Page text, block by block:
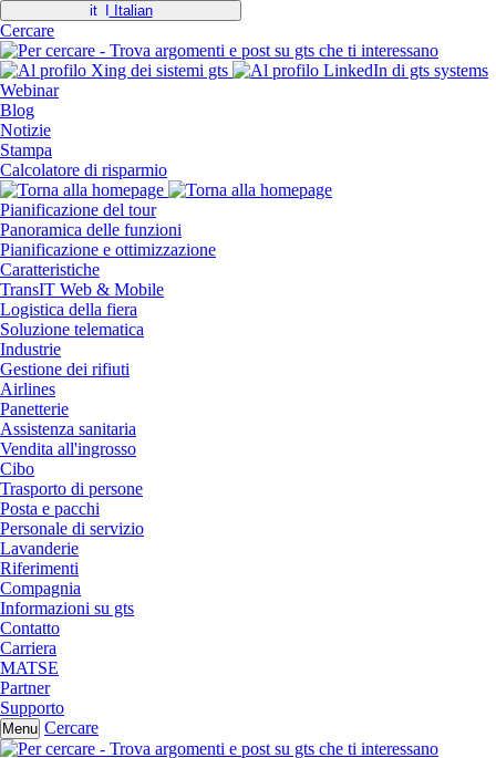
Italian
Cercare
Webinar
Blog
Notizie
Stampa
Calcolatore di risparmio
Pianificazione del tour
Panoramica delle funzioni
Pianificazione e ottimizzazione
Caratteristiche
TransIT Web & Mobile
Logistica della fiera
Soluzione telematica
Industrie
Gestione dei rifiuti
Airlines
Panetterie
Assistenza sanitaria
Vendita all'ingrosso
Cibo
Trasporto di persone
Posta e pacchi
Personale di servizio
Lavanderie
Riferimenti
Compagnia
Informazioni su gts
Contatto
Carriera
MATSE
Partner
Supporto
Menu Cercare